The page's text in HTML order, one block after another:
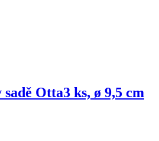
sadě Otta3 ks, ø 9,5 cm